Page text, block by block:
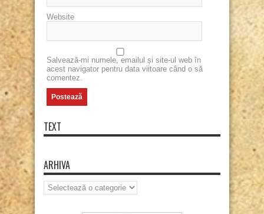
Website
Salvează-mi numele, emailul și site-ul web în
acest navigator pentru data viitoare când o să
comentez.
TEXT
ARHIVA
Arhiva